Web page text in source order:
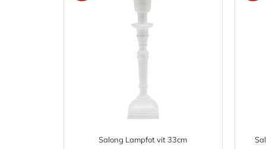
Salong Lampfot vit 33cm